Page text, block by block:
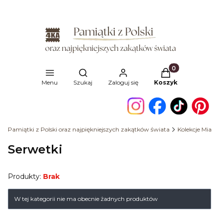
Menu
Otwórz wyszukiwarkę
Szukaj Zaloguj się
Produkty w
Koszyk
Pamiątki z Polski oraz najpiękniejszych zakątków świata Kolekcje
Serwetki
Produkty: Brak
Lista produktów
W tej kategorii nie ma obecnie żadnych produktów